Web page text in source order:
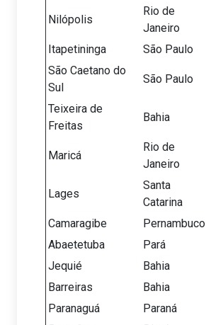
Nilópolis
Rio de
Janeiro
Itapetininga São Paulo
São Caetano do
Sul
São Paulo
Teixeira de
Freitas
Bahia
Maricá
Rio de
Janeiro
Lages
Santa
Catarina
Camaragibe Pernambuco
Abaetetuba
Pará
Jequié
Bahia
Barreiras
Bahia
Paranaguá
Paraná